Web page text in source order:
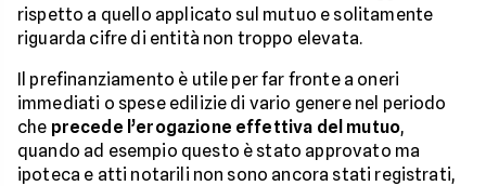
rispetto a quello applicato sul mutuo e solitamente
riguarda cifre di entità non troppo elevata.
Il prefinanziamento è utile per far fronte a oneri
immediati o spese edilizie di vario genere nel periodo
che precede l’erogazione effettiva del mutuo,
quando ad esempio questo è stato approvato ma
ipoteca e atti notarili non sono ancora stati registrati,